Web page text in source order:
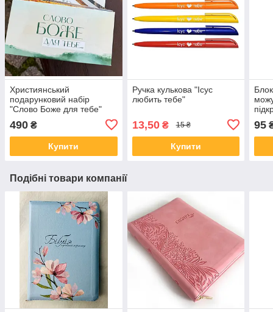
Християнський
подарунковий набір
"Слово Боже для тебе"
490 ₴
Купити
Ручка кулькова "Ісус
любить тебе"
13,50₴ 15 ₴
Купити
95
Подібні товари компанії